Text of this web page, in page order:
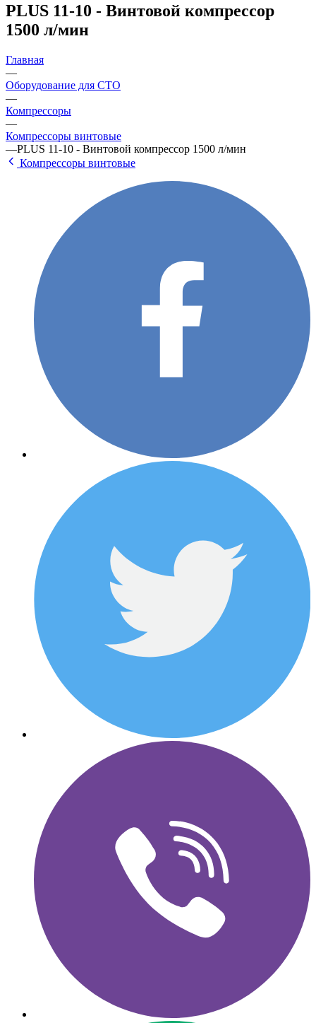
PLUS 11-10 - Винтовой компрессор
1500 л/мин
Главная
—
Оборудование для СТО
—
Компрессоры
—
Компрессоры винтовые
—PLUS 11-10 - Винтовой компрессор 1500 л/мин
Компрессоры винтовые